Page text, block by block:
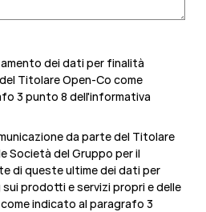
dei dati per finalità
Titolare Open-Co come
3 punto 8 dell'informativa
da parte del Titolare
Società del Gruppo per il
di queste ultime dei dati per
prodotti e servizi propri e delle
indicato al paragrafo 3